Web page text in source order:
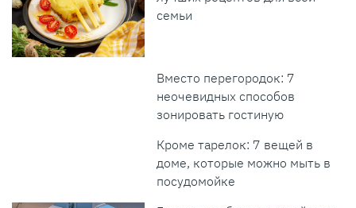
семьи
Вместо перегородок: 7
неочевидных способов
зонировать гостиную
Кроме тарелок: 7 вещей в
доме, которые можно мыть в
посудомойке